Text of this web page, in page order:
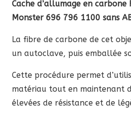
sans
(2008-
2014)
Cache d’allumage en carbone
Monster 696 796 1100 sans
La fibre de carbone de cet
un autoclave, puis emballée
Cette procédure permet
matériau tout en maintenant
élevées de résistance et de